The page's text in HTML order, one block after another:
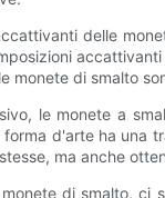
delle
monete di smalto
le monete a
d'arte ha una
ma anche
di smalto,